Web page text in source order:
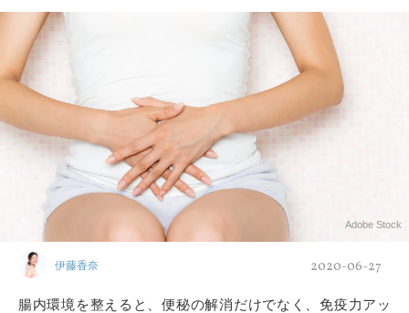
Adobe Stock
伊藤香奈 2020-06-27
腸内環境を整えると、便秘の解消だけでなく、免疫力アッ